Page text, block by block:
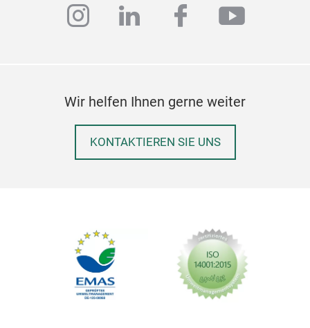
instagram
linkedinfacebook
Wir helfen Ihnen gerne weiter
KONTAKTIEREN SIE UNS